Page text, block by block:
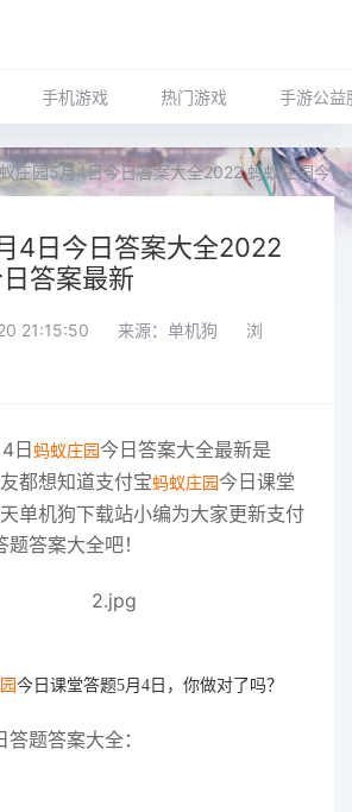
手机游戏 热门游戏 手游公益
庄园5月4日今日答案大全2022 蚂蚁庄园今日
4日今日答案大全2022
答案最新
21:15:50 来源：单机狗
浏
日 蚂蚁庄园今日答案大全最新是
都想知道支付宝蚂蚁庄园今日课堂
单机狗下载站小编为大家更新支付
题答案大全吧！
今日课堂答题5月4日 ，你做对了吗？
答题答案大全：